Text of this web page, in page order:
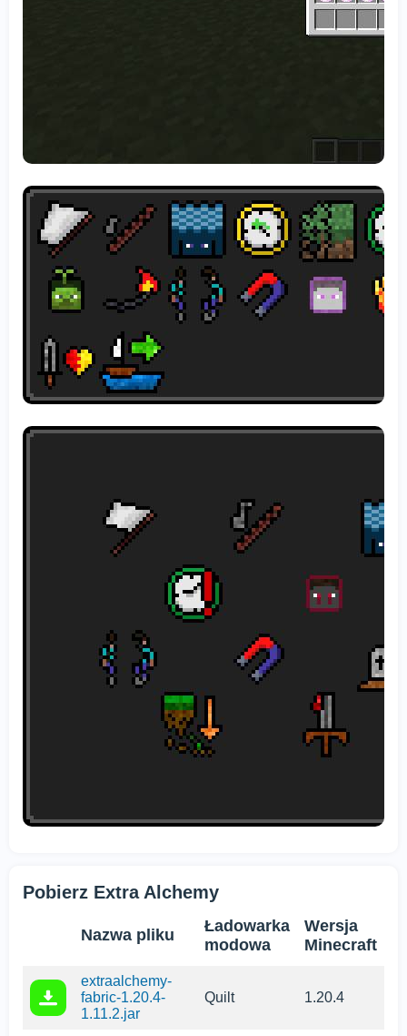
Pobierz Extra Alchemy
Nazwa pliku
Ładowarka
modowa
Wersja
Minecraft
extraalchemy-
fabric-1.20.4-
1.11.2.jar
Quilt 1.20.4